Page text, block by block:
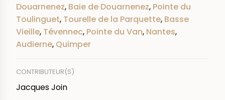
Douarnenez, Baie de Douarnenez, Pointe du
Toulinguet, Tourelle de la Parquette, Basse
Vieille, Tévennec, Pointe du Van, Nantes,
Audierne, Quimper
CONTRIBUTEUR(S)
Jacques Join